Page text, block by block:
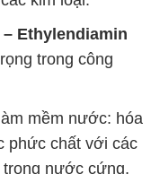
– Ethylendiamin
trong công
mềm nước: hóa
phức chất với các
trong nước cứng,